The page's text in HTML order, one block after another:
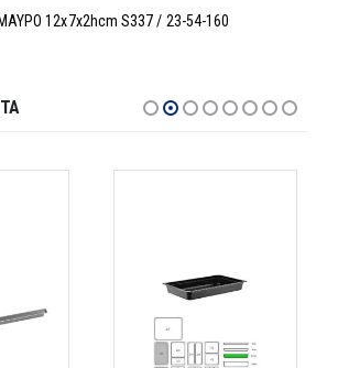
12x7x2hcm S337 / 23-54-160